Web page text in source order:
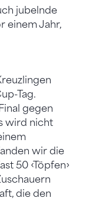
jubelnde
einem Jahr,
Tag.
gegen
wird nicht
wir die
50 ‹Töpfen›
die den